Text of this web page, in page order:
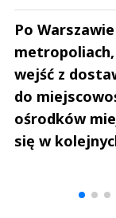
Po
wejść z
do
ośrodków
się w